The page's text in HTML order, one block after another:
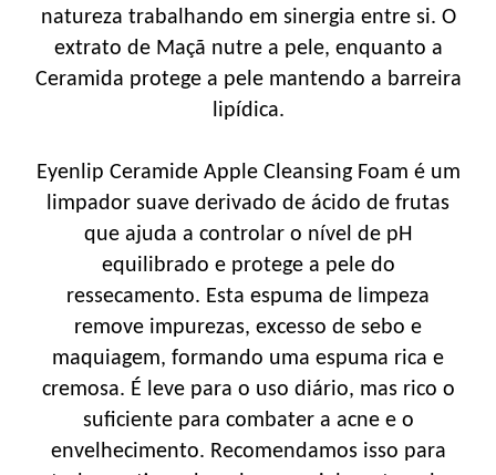
natureza trabalhando em sinergia entre si. O
extrato de Maçã nutre a pele, enquanto a
Ceramida protege a pele mantendo a barreira
lipídica.
Eyenlip Ceramide Apple Cleansing Foam é um
limpador suave derivado de ácido de frutas
que ajuda a controlar o nível de pH
equilibrado e protege a pele do
ressecamento. Esta espuma de limpeza
remove impurezas, excesso de sebo e
maquiagem, formando uma espuma rica e
cremosa. É leve para o uso diário, mas rico o
suficiente para combater a acne e o
envelhecimento. Recomendamos isso para